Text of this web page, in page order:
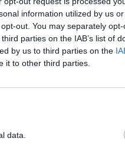
information utilized by us
out. You may separately
parties on the IAB’s list of
by us to third parties on the
it to other third parties.
data.
29.36 km
,Eboli Mappa